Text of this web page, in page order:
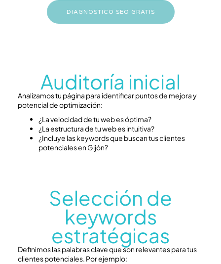
DIAGNOSTICO SEO GRATIS
Auditoría inicial
Analizamos tu página para identificar puntos de mejora y
potencial de optimización:
¿La velocidad de tu web es óptima?
¿La estructura de tu web es intuitiva?
¿Incluye las keywords que buscan tus clientes
potenciales en Gijón?
Selección de
keywords
estratégicas
Definimos las palabras clave que son relevantes para tus
clientes potenciales. Por ejemplo: